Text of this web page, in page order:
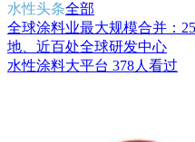
水性头条全部
全球涂料业最大规模合并：
地、近百处全球研发中心
水性涂料大平台 378人看过